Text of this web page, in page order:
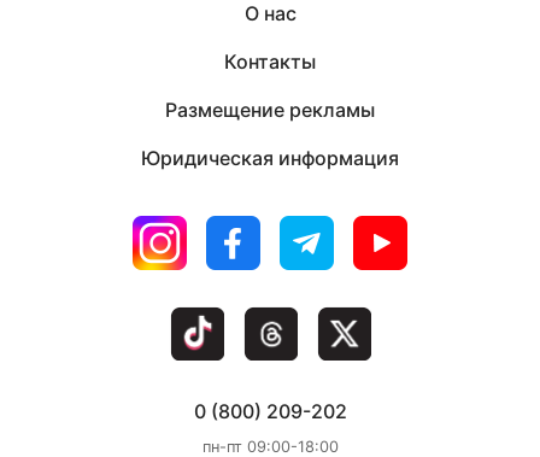
никакая - сразу поставил Misteri магнитолу с 2х din
О нас
Контакты
Размещение рекламы
Юридическая информация
0 (800) 209-202
пн-пт 09:00-18:00